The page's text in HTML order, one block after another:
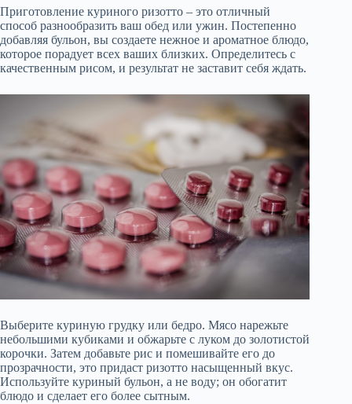
Приготовление куриного ризотто – это отличный
способ разнообразить ваш обед или ужин. Постепенно
добавляя бульон, вы создаете нежное и ароматное блюдо,
которое порадует всех ваших близких. Определитесь с
качественным рисом, и результат не заставит себя ждать.
Выберите куриную грудку или бедро. Мясо нарежьте
небольшими кубиками и обжарьте с луком до золотистой
корочки. Затем добавьте рис и помешивайте его до
прозрачности, это придаст ризотто насыщенный вкус.
Используйте куриный бульон, а не воду; он обогатит
блюдо и сделает его более сытным.